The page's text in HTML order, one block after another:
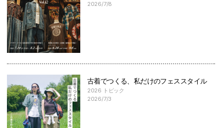
2026/7/8
古着でつくる、私だけのフェススタイル
2026 トピック
2026/7/3